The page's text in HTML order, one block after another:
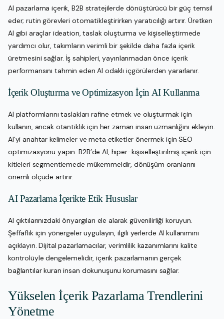
AI pazarlama içerik, B2B stratejilerde dönüştürücü bir güç temsil
eder; rutin görevleri otomatikleştirirken yaratıcılığı artırır. Üretken
AI gibi araçlar ideation, taslak oluşturma ve kişiselleştirmede
yardımcı olur, takımların verimli bir şekilde daha fazla içerik
üretmesini sağlar. İş sahipleri, yayınlanmadan önce içerik
performansını tahmin eden AI odaklı içgörülerden yararlanır.
İçerik Oluşturma ve Optimizasyon İçin AI Kullanma
AI platformlarını taslakları rafine etmek ve oluşturmak için
kullanın, ancak otantiklik için her zaman insan uzmanlığını ekleyin.
AI’yi anahtar kelimeler ve meta etiketler önermek için SEO
optimizasyonu yapın. B2B’de AI, hiper-kişiselleştirilmiş içerik için
kitleleri segmentlemede mükemmeldir, dönüşüm oranlarını
önemli ölçüde artırır.
AI Pazarlama İçerikte Etik Hususlar
AI çıktılarınızdaki önyargıları ele alarak güvenilirliği koruyun.
Şeffaflık için yönergeler uygulayın, ilgili yerlerde AI kullanımını
açıklayın. Dijital pazarlamacılar, verimlilik kazanımlarını kalite
kontrolüyle dengelemelidir, içerik pazarlamanın gerçek
bağlantılar kuran insan dokunuşunu korumasını sağlar.
Yükselen İçerik Pazarlama Trendlerini
Yönetme